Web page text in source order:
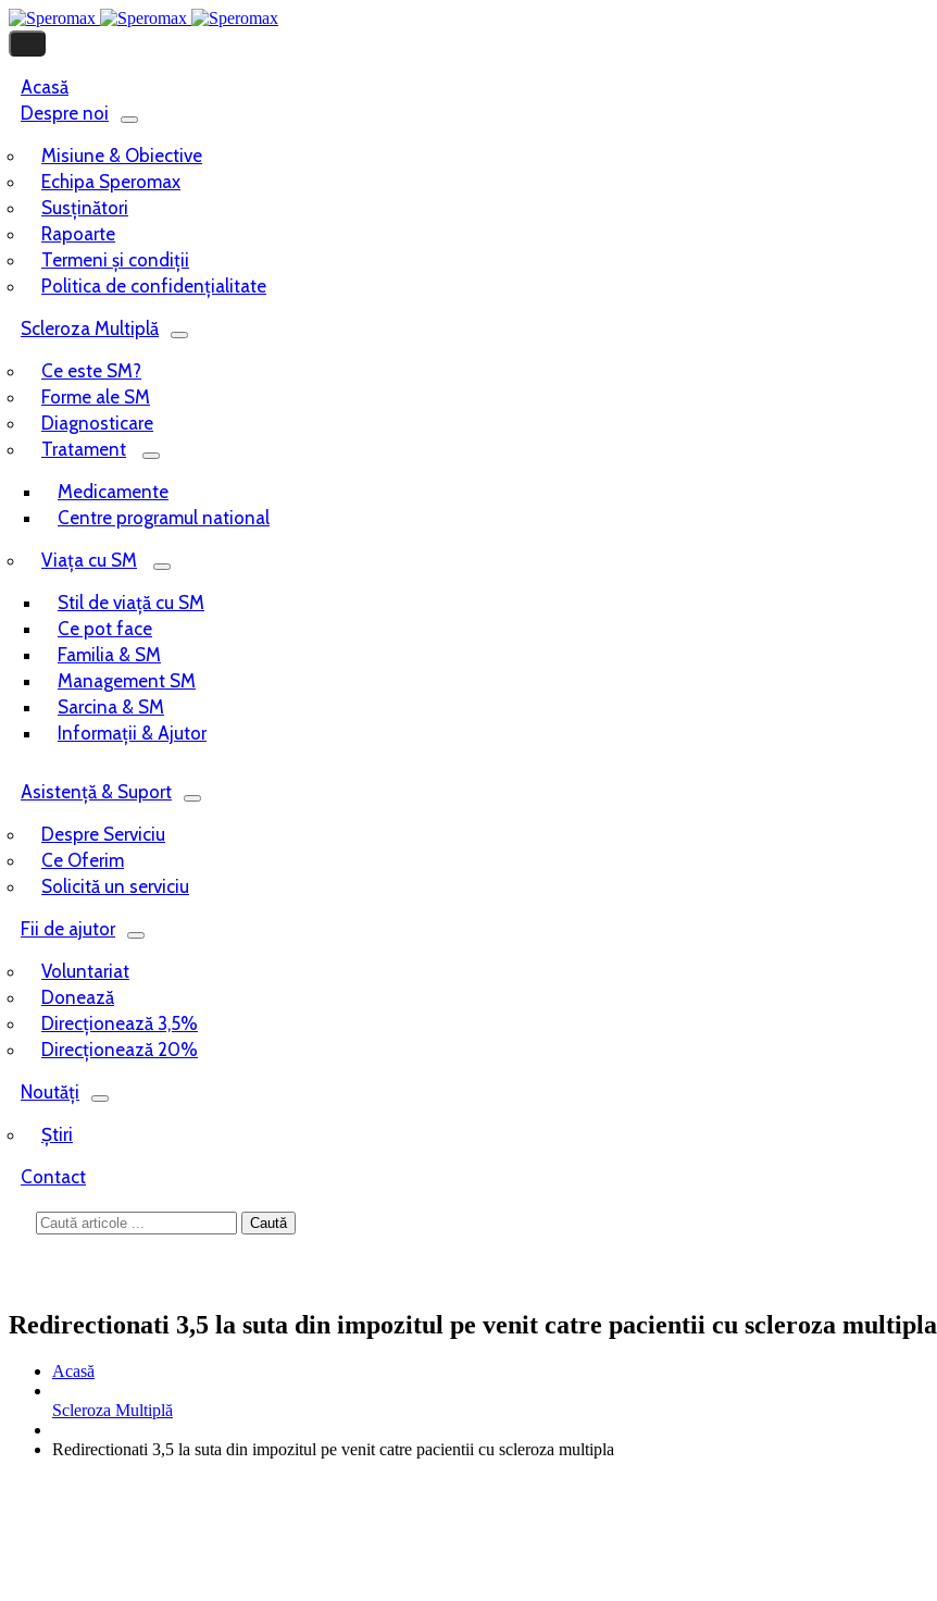
Acasă
Despre noi
Misiune & Obiective
Echipa Speromax
Susținători
Rapoarte
Termeni și condiții
Politica de confidențialitate
Scleroza Multiplă
Ce este SM?
Forme ale SM
Diagnosticare
Tratament
Medicamente
Centre programul national
Viața cu SM
Stil de viață cu SM
Ce pot face
Familia & SM
Management SM
Sarcina & SM
Informații & Ajutor
Asistență & Suport
Despre Serviciu
Ce Oferim
Solicită un serviciu
Fii de ajutor
Voluntariat
Donează
Direcționează 3,5%
Direcționează 20%
Noutăți
Știri
Contact
Redirectionati 3,5 la suta din impozitul pe venit catre pacientii cu scleroza multipla
Acasă
Scleroza Multiplă
Redirectionati 3,5 la suta din impozitul pe venit catre pacientii cu scleroza multipla